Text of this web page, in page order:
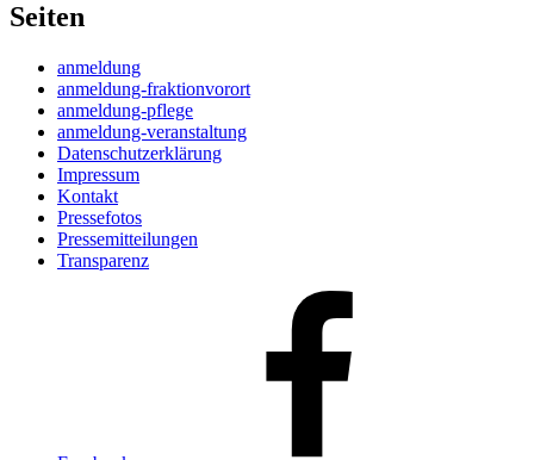
Seiten
anmeldung
anmeldung-fraktionvorort
anmeldung-pflege
anmeldung-veranstaltung
Datenschutzerklärung
Impressum
Kontakt
Pressefotos
Pressemitteilungen
Transparenz